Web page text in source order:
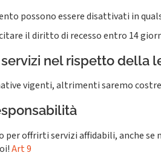
possono essere disattivati in
il diritto di recesso entro 14
servizi nel rispetto della
vigenti, altrimenti saremo
per offrirti servizi affidabili, anche
Art 9